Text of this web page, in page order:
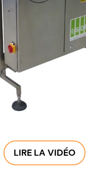
LIRE LA VIDÉO